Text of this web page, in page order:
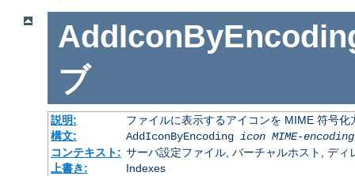
ブ
説明:
ファイルに表示するアイコンを MIME 符号化
構文:
AddIconByEncoding icon MIME-encoding
コンテキスト: サーバ設定ファイル, バーチャルホスト, ディ
上書き:
Indexes